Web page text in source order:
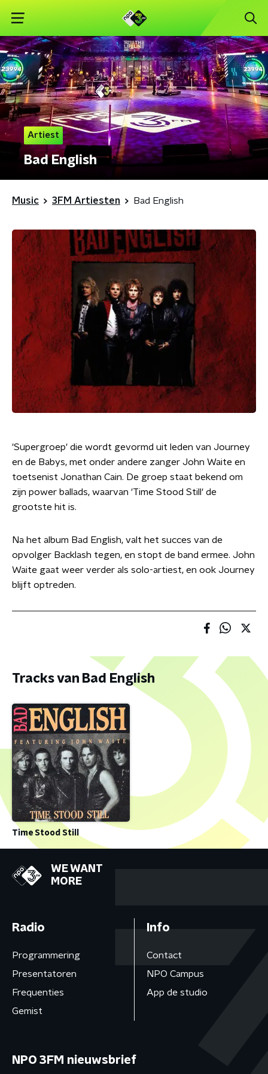
Artiest
Bad English
Music 3FM Artiesten Bad English
'Supergroep' die wordt gevormd uit leden van Journey
en de Babys, met onder andere zanger John Waite en
toetsenist Jonathan Cain. De groep staat bekend om
zijn power ballads, waarvan 'Time Stood Still' de
grootste hit is.
Na het album Bad English, valt het succes van de
opvolger Backlash tegen, en stopt de band ermee. John
Waite gaat weer verder als solo-artiest, en ook Journey
blijft optreden.
Tracks van Bad English
Time Stood Still
WE WANT
MORE
Radio
Programmering
Presentatoren
Frequenties
Gemist
Info
Contact
NPO Campus
App de studio
NPO 3FM nieuwsbrief